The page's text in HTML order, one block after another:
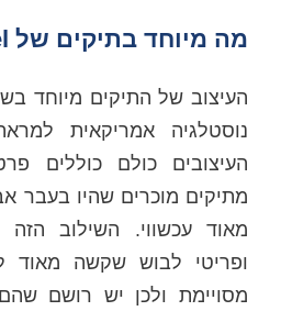
מה מיוחד בתיקים של Herschel?
העיצוב של התיקים מיוחד
נוסטלגיה אמריקאית
העיצובים כולם כוללים
מתיקים מוכרים שהיו בעבר
מאוד עכשווי. השילוב הזה
ופריטי לבוש שקשה מאוד
מסויימת ולכן יש רושם